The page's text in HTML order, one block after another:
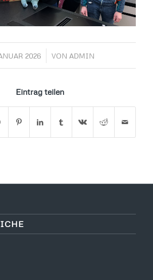
2026
/ VONADMIN
Eintrag teilen